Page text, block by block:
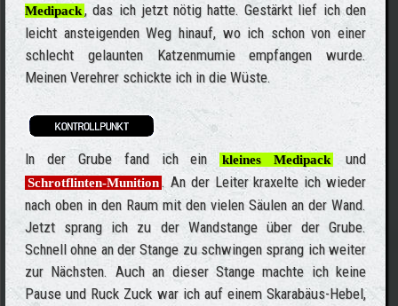
Medipack, das ich jetzt nötig hatte. Gestärkt lief ich den
leicht ansteigenden Weg hinauf, wo ich schon von einer
schlecht gelaunten Katzenmumie empfangen wurde.
Meinen Verehrer schickte ich in die Wüste.
In der Grube fand ich ein kleines Medipack und
Schrotflinten-Munition. An der Leiter kraxelte ich wieder
nach oben in den Raum mit den vielen Säulen an der Wand.
Jetzt sprang ich zu der Wandstange über der Grube.
Schnell ohne an der Stange zu schwingen sprang ich weiter
zur Nächsten. Auch an dieser Stange machte ich keine
Pause und Ruck Zuck war ich auf einem Skarabäus-Hebel,